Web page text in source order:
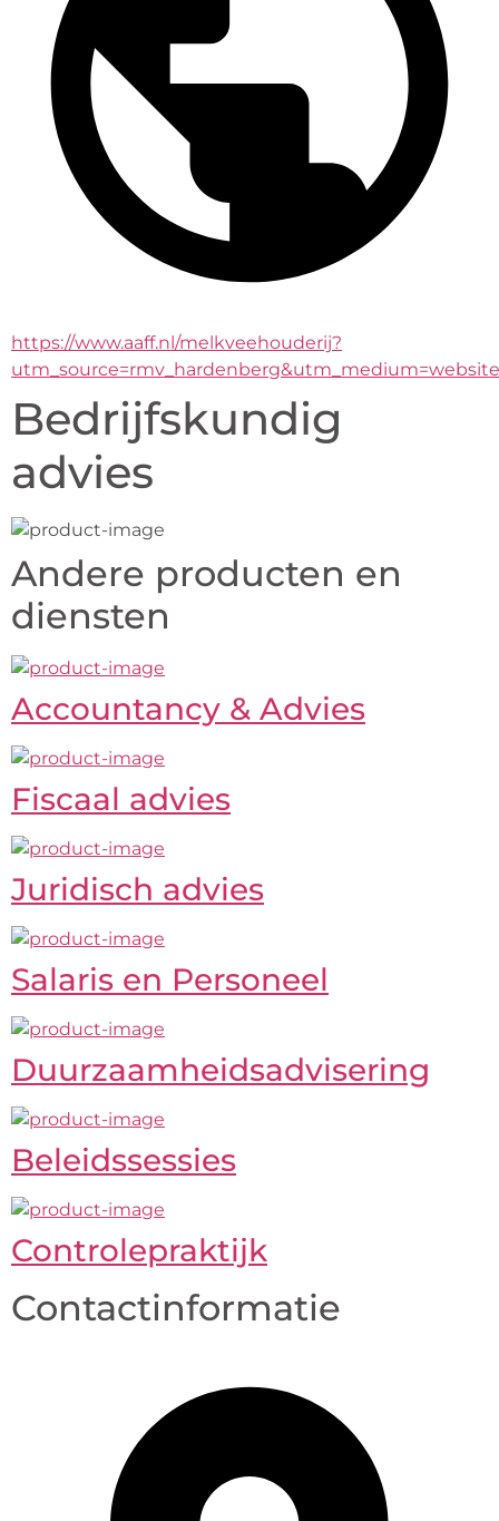
https://www.aaff.nl/melkveehouderij?
Bedrijfskundig
advies
Andere producten en
diensten
Accountancy & Advies
Fiscaal advies
Juridisch advies
Salaris en Personeel
Duurzaamheidsadvisering
Beleidssessies
Controlepraktijk
Contactinformatie